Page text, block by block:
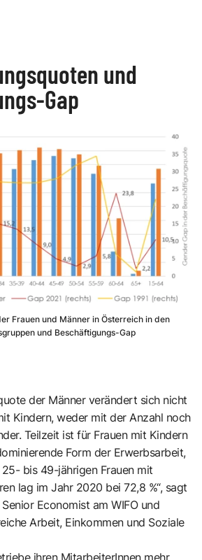
und
Gap
Frauen und Männer in Österreich in den
und Beschäftigungs-Gap
der Männer verändert sich nicht
Kindern, weder mit der Anzahl noch
Teilzeit ist für Frauen mit Kindern
Form der Erwerbsarbeit,
bis 49-jährigen Frauen mit
lag im Jahr 2020 bei 72,8 %“, sagt
Economist am WIFO und
Arbeit, Einkommen und Soziale